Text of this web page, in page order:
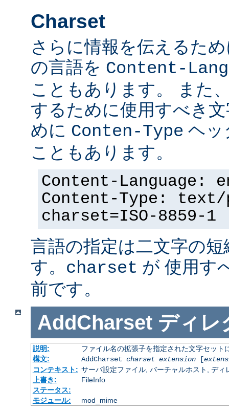
Charset
さらに情報を伝えるた
の言語を Content-
こともあります。 また
するために使用すべき
めに Conten-Type ヘッ
こともあります。
Content-Language:
Content-Type:
charset=ISO-8859-1
言語の指定は二文字の
す。 charset が 使用す
前です。
AddCharset ディレ
説明:
ファイル名の拡張子を指定された文字セット
構文:
AddCharset charset extension[
コンテキスト: サーバ設定ファイル, バーチャルホスト, ディ
上書き:
FileInfo
ステータス:
モジュール:
mod_mime